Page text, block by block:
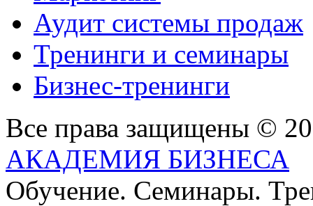
Аудит системы продаж
Тренинги и семинары
Бизнес-тренинги
Все права защищены ©
АКАДЕМИЯ БИЗНЕСА
Обучение. Семинары.